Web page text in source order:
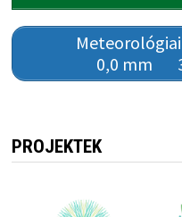
0,0 mm
PROJEKTEK